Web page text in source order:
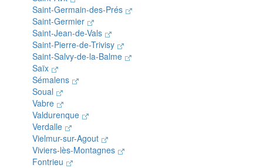
Saint-Germain-des-Prés
Saint-Germier
Saint-Jean-de-Vals
Saint-Pierre-de-Trivisy
Saint-Salvy-de-la-Balme
Saïx
Sémalens
Soual
Vabre
Valdurenque
Verdalle
Vielmur-sur-Agout
Viviers-lès-Montagnes
Fontrieu